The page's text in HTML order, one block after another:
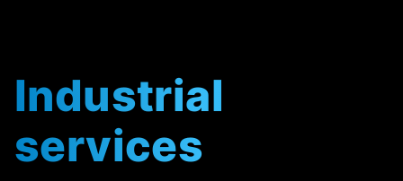
Industrial
services